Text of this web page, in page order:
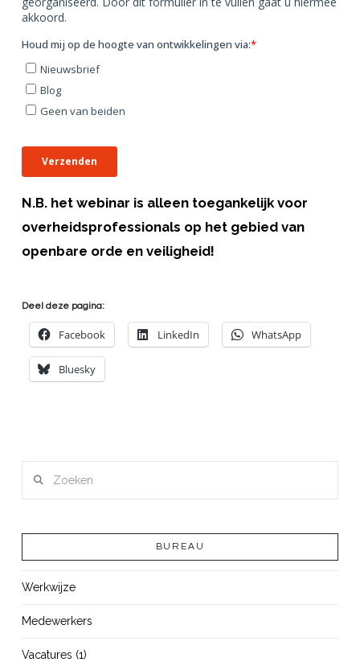
N.B. het webinar is alleen toegankelijk voor
overheidsprofessionals op het gebied van
openbare orde en veiligheid!
Deel deze pagina:
Facebook LinkedIn WhatsApp
Bluesky
BUREAU
Werkwijze
Medewerkers
Vacatures (1)